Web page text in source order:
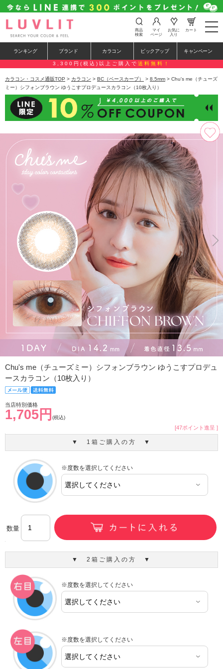
t
o
e
n
a
a
i
o
n
商品
検索
マイ
ページ
お気に
入り
カート
ランキング ブランド カラコン ピックアップ キャンペーン
3,300円(税込)以上ご購入で 送料無料！
カラコン・コスメ通販TOP > カラコン > BC（ベースカーブ） > 8.5mm > Chu's me（チューズ
ミー）シフォンブラウン ゆうこすプロデュースカラコン（10枚入り）
Chu's me（チューズミー）シフォンブラウン ゆうこすプロデュ
ースカラコン（10枚入り）
当店特別価格
1,705円 (税込)
[47ポイント進呈 ]
▼ 1箱ご購入の方 ▼
※度数を選択してください
数量
▼ 2箱ご購入の方 ▼
※度数を選択してください
※度数を選択してください